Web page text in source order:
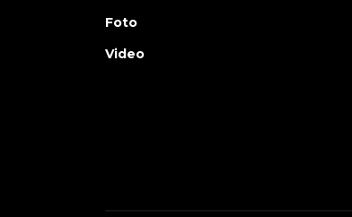
Foto
Video